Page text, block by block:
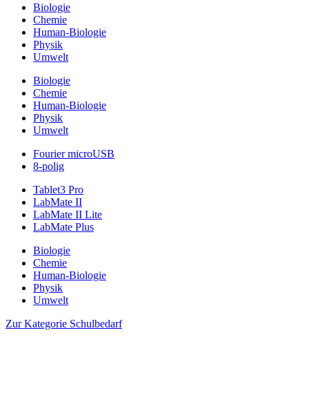
Biologie
Chemie
Human-Biologie
Physik
Umwelt
Biologie
Chemie
Human-Biologie
Physik
Umwelt
Fourier microUSB
8-polig
Tablet3 Pro
LabMate II
LabMate II Lite
LabMate Plus
Biologie
Chemie
Human-Biologie
Physik
Umwelt
Zur Kategorie Schulbedarf